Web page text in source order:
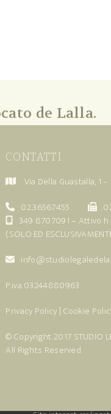
de Lalla.
CONTATTI
Via Della Guastalla, 1
02.36567455
349 8707091 – Attivo h
(SOLO ED
P.iva 03244880963
Privacy Policy | Cookie
© Copyright 2017 STUDIO
All Rights Reserved